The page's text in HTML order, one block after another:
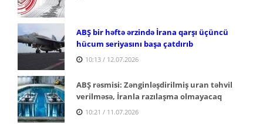
ABŞ bir həftə ərzində İrana qarşı üçüncü
hücum seriyasını başa çatdırıb
10:13 / 12.07.2026
ABŞ rəsmisi: Zənginləşdirilmiş uran təhvil
verilməsə, İranla razılaşma olmayacaq
10:21 / 11.07.2026